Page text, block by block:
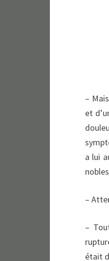
–
et
a lui
–
–
était